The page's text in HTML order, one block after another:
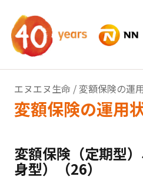
エヌエヌ生命 / 変額保険の運
変額保険の運用
変額保険（定期型
身型）（26）